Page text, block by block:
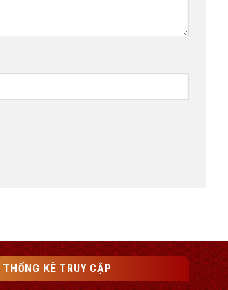
THỐNG KÊ TRUY CẬP